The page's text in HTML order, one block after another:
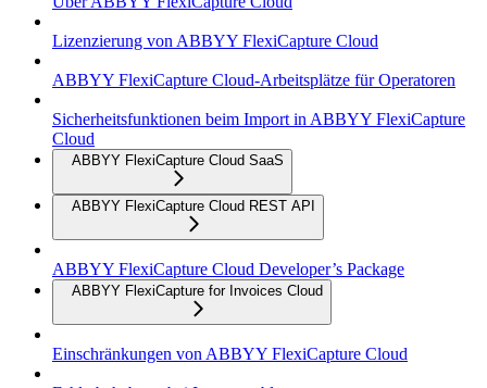
Lizenzierung von ABBYY FlexiCapture Cloud
ABBYY FlexiCapture Cloud-Arbeitsplätze für Operatoren
Sicherheitsfunktionen beim Import in ABBYY FlexiCapture
Cloud
ABBYY FlexiCapture Cloud SaaS
ABBYY FlexiCapture Cloud REST API
ABBYY FlexiCapture Cloud Developer’s Package
ABBYY FlexiCapture for Invoices Cloud
Einschränkungen von ABBYY FlexiCapture Cloud